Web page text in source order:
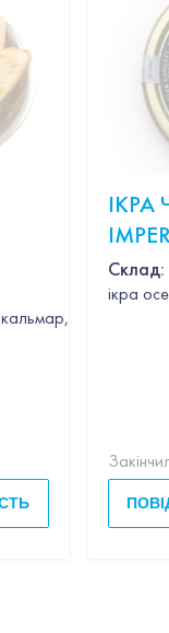
Склад:
ікра